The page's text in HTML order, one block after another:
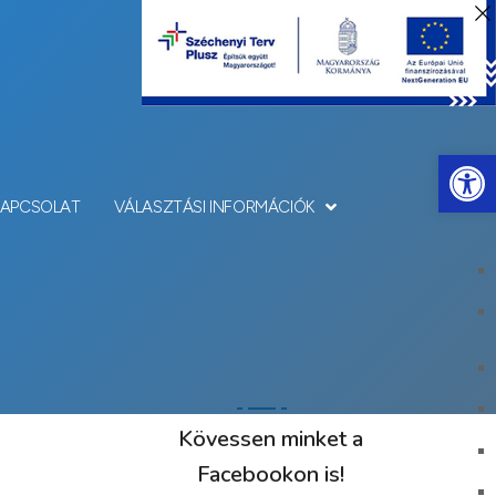
VÁLASZTÁSI INFORMÁCIÓK
Kövessen minket a
Facebookon is!